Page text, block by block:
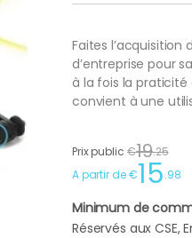
Faites
d’entreprise pour
à la fois la praticité
convient à une
Prix public €19.25
A partir de €15.98
Minimum de
Réservés aux CSE,